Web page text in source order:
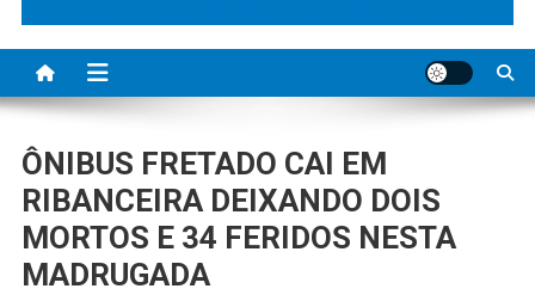
ÔNIBUS FRETADO CAI EM
RIBANCEIRA DEIXANDO DOIS
MORTOS E 34 FERIDOS NESTA
MADRUGADA